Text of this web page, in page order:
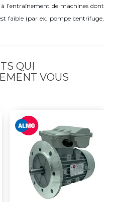
l’entraînement de machines dont
faible (par ex. pompe centrifuge,
QUI
VOUS